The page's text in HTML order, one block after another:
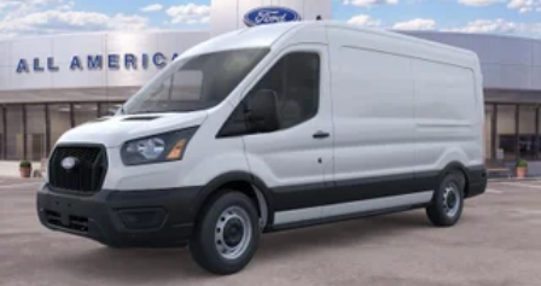
Tires: 235/65R16C 121/119 R AS BSW
Wheels w/Hub Covers
Wheels: 16" Silver Steel w/Black Hubcap